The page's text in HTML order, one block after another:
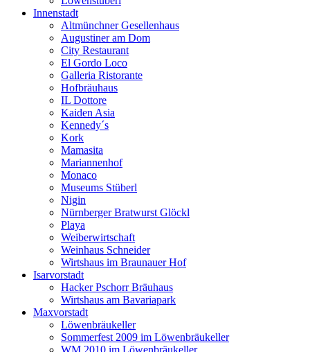
Innenstadt
Altmünchner Gesellenhaus
Augustiner am Dom
City Restaurant
El Gordo Loco
Galleria Ristorante
Hofbräuhaus
IL Dottore
Kaiden Asia
Kennedy´s
Kork
Mamasita
Mariannenhof
Monaco
Museums Stüberl
Nigin
Nürnberger Bratwurst Glöckl
Playa
Weiberwirtschaft
Weinhaus Schneider
Wirtshaus im Braunauer Hof
Isarvorstadt
Hacker Pschorr Bräuhaus
Wirtshaus am Bavariapark
Maxvorstadt
Löwenbräukeller
Sommerfest 2009 im Löwenbräukeller
WM 2010 im Löwenbräukeller